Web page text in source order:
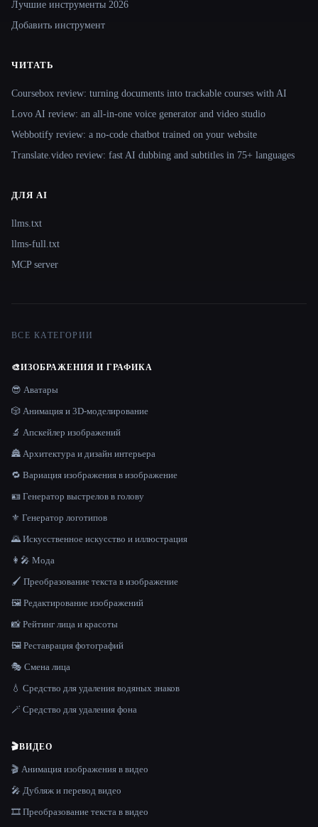
Лучшие инструменты 2026
Добавить инструмент
ЧИТАТЬ
Coursebox review: turning documents into trackable courses with AI
Lovo AI review: an all-in-one voice generator and video studio
Webbotify review: a no-code chatbot trained on your website
Translate.video review: fast AI dubbing and subtitles in 75+ languages
ДЛЯ AI
llms.txt
llms-full.txt
MCP server
ВСЕ КАТЕГОРИИ
🎨ИЗОБРАЖЕНИЯ И ГРАФИКА
😎 Аватары
🎲 Анимация и 3D-моделирование
🔬 Апскейлер изображений
🏯 Архитектура и дизайн интерьера
🔁 Вариация изображения в изображение
🪪 Генератор выстрелов в голову
⚜️ Генератор логотипов
🌄 Искусственное искусство и иллюстрация
👩‍🎤 Мода
🖌️ Преобразование текста в изображение
🖼️ Редактирование изображений
📸 Рейтинг лица и красоты
🖼️ Реставрация фотографий
🎭 Смена лица
💧 Средство для удаления водяных знаков
🪄 Средство для удаления фона
🎬ВИДЕО
🎬 Анимация изображения в видео
🎤 Дубляж и перевод видео
🎞️ Преобразование текста в видео